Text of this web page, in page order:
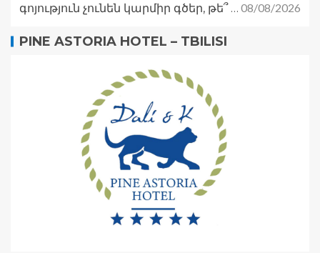
գոյություն չունեն կարմիր գծեր, թե՞ … 08/08/2026
PINE ASTORIA HOTEL – TBILISI